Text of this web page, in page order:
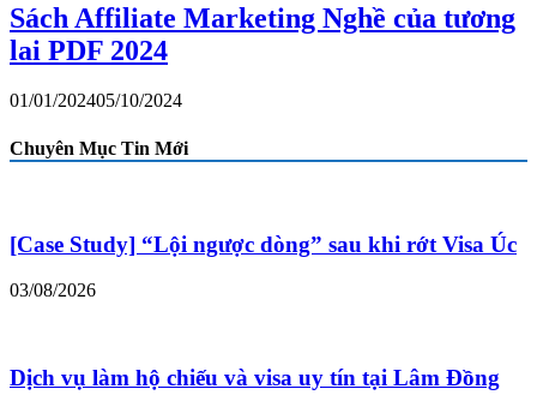
Sách Affiliate Marketing Nghề của tương
lai PDF 2024
01/01/202405/10/2024
Chuyên Mục Tin Mới
[Case Study] “Lội ngược dòng” sau khi rớt Visa Úc
03/08/2026
Dịch vụ làm hộ chiếu và visa uy tín tại Lâm Đồng